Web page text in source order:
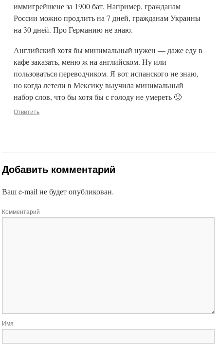
иммигрейшене за 1900 бат. Например, гражданам
России можно продлить на 7 дней, гражданам Украины
на 30 дней. Про Германию не знаю.
Английский хотя бы минимальный нужен — даже еду в
кафе заказать, меню ж на английском. Ну или
пользоваться переводчиком. Я вот испанского не знаю,
но когда летели в Мексику выучила минимальный
набор слов, что бы хотя бы с голоду не умереть 🙂
Ответить
Добавить комментарий
Ваш e-mail не будет опубликован.
Комментарий
Имя